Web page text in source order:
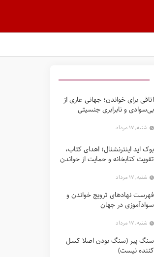
اتاقی برای خواندن؛ جهانی عاری از
بی‌سوادی و نابرابری جنسیتی
شنبه, ۱۷ مرداد
بوک‌ اید اینترنشنال؛ اهدای کتاب،
تقویت کتابخانه و حمایت از خواندن
شنبه, ۱۷ مرداد
فهرست نهادهای ترویج خواندن و
سوادآموزی در جهان
شنبه, ۱۷ مرداد
سنگ پیر (سنگ بودن اصلا کسل
کننده نیست)